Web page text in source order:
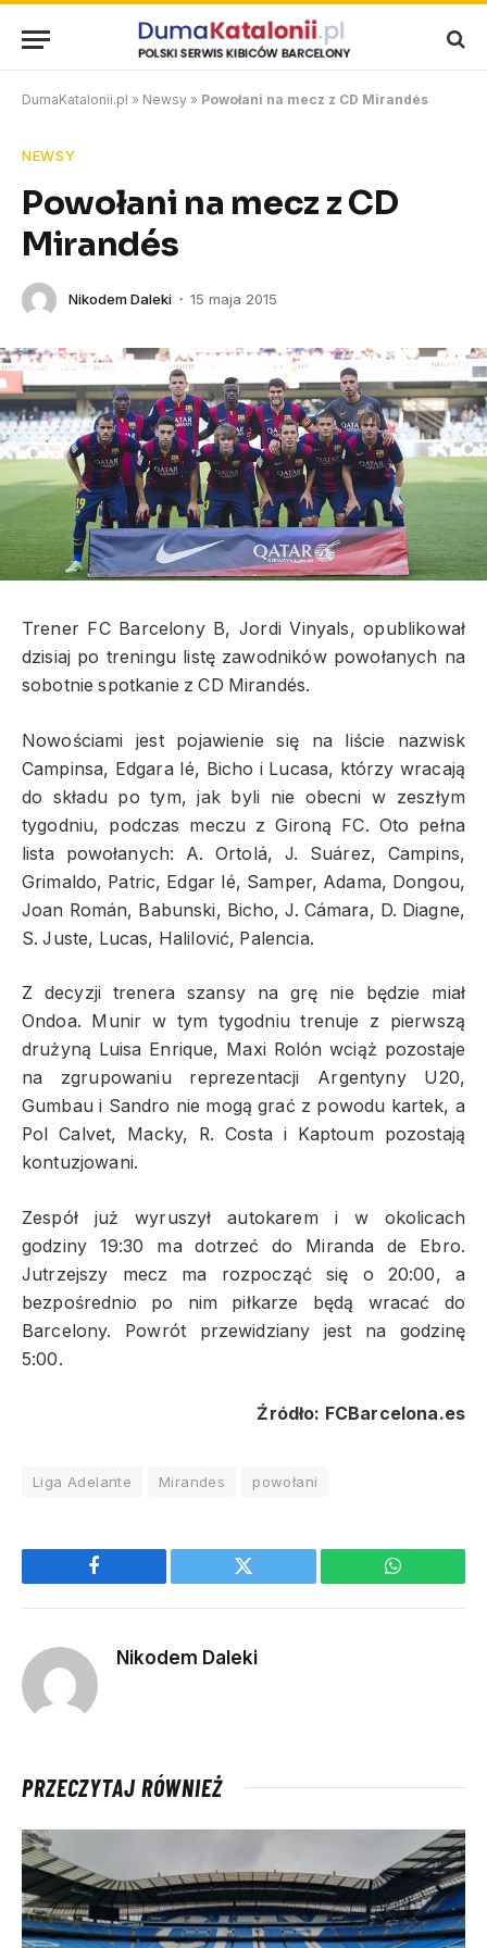
DumaKatalonii.pl » Newsy » Powołani na mecz z CD Mirandés
NEWSY
Powołani na mecz z CD
Mirandés
Nikodem Daleki 15 maja 2015
Trener FC Barcelony B, Jordi Vinyals, opublikował
dzisiaj po treningu listę zawodników powołanych na
sobotnie spotkanie z CD Mirandés.
Nowościami jest pojawienie się na liście nazwisk
Campinsa, Edgara Ié, Bicho i Lucasa, którzy wracają
do składu po tym, jak byli nie obecni w zeszłym
tygodniu, podczas meczu z Gironą FC. Oto pełna
lista powołanych: A. Ortolá, J. Suárez, Campins,
Grimaldo, Patric, Edgar Ié, Samper, Adama, Dongou,
Joan Román, Babunski, Bicho, J. Cámara, D. Diagne,
S. Juste, Lucas, Halilović, Palencia.
Z decyzji trenera szansy na grę nie będzie miał
Ondoa. Munir w tym tygodniu trenuje z pierwszą
drużyną Luisa Enrique, Maxi Rolón wciąż pozostaje
na zgrupowaniu reprezentacji Argentyny U20,
Gumbau i Sandro nie mogą grać z powodu kartek, a
Pol Calvet, Macky, R. Costa i Kaptoum pozostają
kontuzjowani.
Zespół już wyruszył autokarem i w okolicach
godziny 19:30 ma dotrzeć do Miranda de Ebro.
Jutrzejszy mecz ma rozpocząć się o 20:00, a
bezpośrednio po nim piłkarze będą wracać do
Barcelony. Powrót przewidziany jest na godzinę
5:00.
Źródło: FCBarcelona.es
Liga Adelante Mirandes powołani
Facebook Twitter WhatsApp
Nikodem Daleki
PRZECZYTAJ RÓWNIEŻ